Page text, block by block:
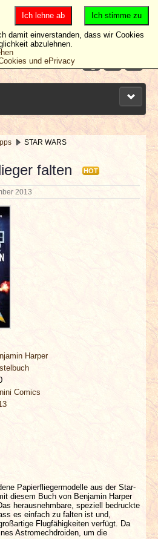
STAR WARS
falten HOT
2013
Harper
Comics
Papierfliegermodelle aus der Star-
diesem Buch von Benjamin Harper
herausnehmbare, speziell bedruckte
es einfach zu falten ist und,
Flugfähigkeiten verfügt. Da
Astromechdroiden, um die
Ich stimme zu
Ich lehne ab
damit einverstanden, dass wir Cookies
abzulehnen.
und ePrivacy